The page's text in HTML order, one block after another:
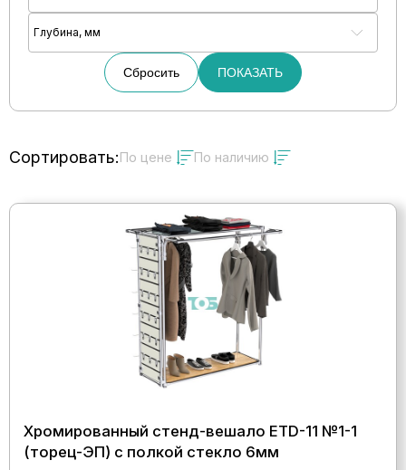
Глубина, мм
Сбросить ПОКАЗАТЬ
Сортировать:По цене По наличию
Хромированный стенд-вешало ETD-11 №1-1
(торец-ЭП) с полкой стекло 6мм